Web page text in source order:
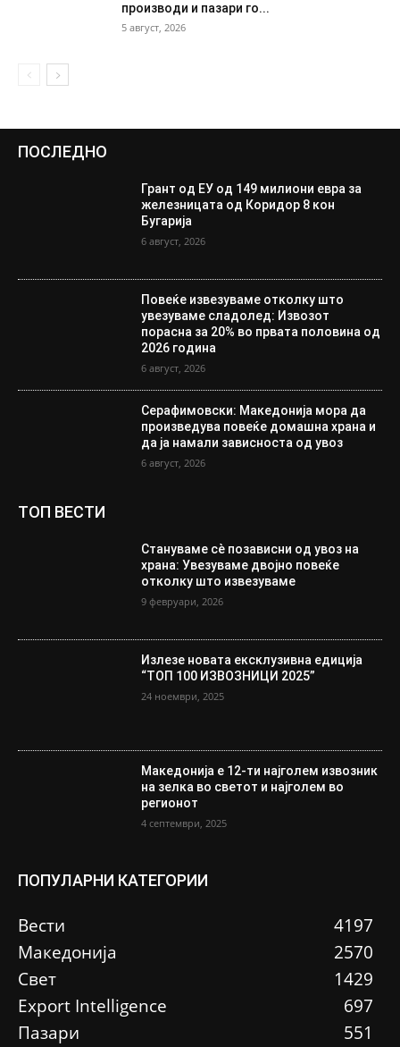
производи и пазари го...
5 август, 2026
ПОСЛЕДНО
Грант од ЕУ од 149 милиони евра за
железницата од Коридор 8 кон
Бугарија
6 август, 2026
Повеќе извезуваме отколку што
увезуваме сладолед: Извозот
порасна за 20% во првата половина од
2026 година
6 август, 2026
Серафимовски: Македонија мора да
произведува повеќе домашна храна и
да ја намали зависноста од увоз
6 август, 2026
ТОП ВЕСТИ
Стануваме сè позависни од увоз на
храна: Увезуваме двојно повеќе
отколку што извезуваме
9 февруари, 2026
Излезе новата ексклузивна едиција
“ТОП 100 ИЗВОЗНИЦИ 2025”
24 ноември, 2025
Македонија е 12-ти најголем извозник
на зелка во светот и најголем во
регионот
4 септември, 2025
ПОПУЛАРНИ КАТЕГОРИИ
Вести
4197
Македонија
2570
Свет
1429
Еxport Intelligence
697
Пазари
551